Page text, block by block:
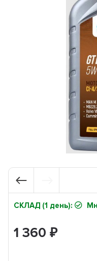
СКЛАД (1 день):
1 360₽